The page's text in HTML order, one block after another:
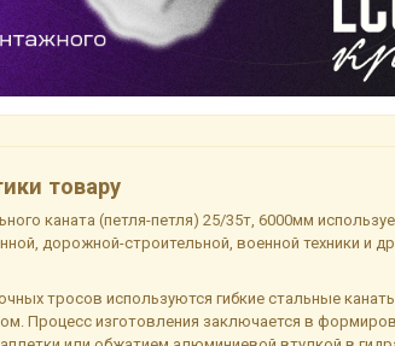
товару
каната (петля-петля) 25/35т, 6000мм
дорожной-строительной, военной техники и
тросов используются гибкие стальные
Процесс изготовления заключается в